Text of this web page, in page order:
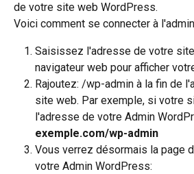
de votre site web WordPress.
Voici comment se connecter à
Saisissez l'adresse de votre
navigateur web pour afficher
Rajoutez: /wp-admin à la fin de
site web. Par exemple, si votre
l'adresse de votre Admin
exemple.com/wp-admin
Vous verrez désormais la page
votre Admin WordPress: